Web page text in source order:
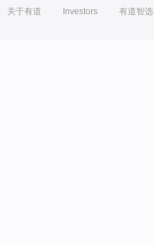
关于有道 Investors 有道智选